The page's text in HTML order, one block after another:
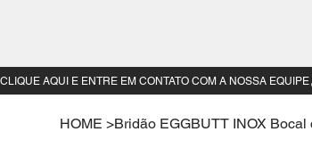
HOME >Bridão EGGBUTT INOX
CLIQUE AQUI E ENTRE EM CONTATO COM A NOSSA EQUIPE